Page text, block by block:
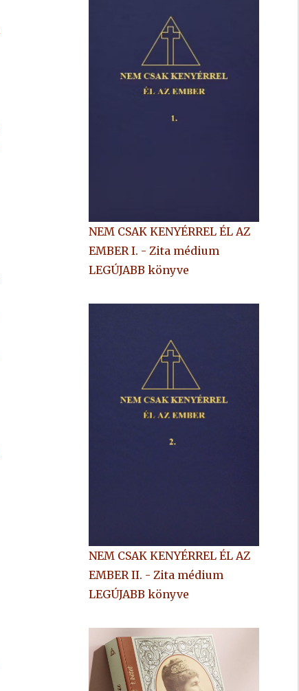
NEM CSAK KENYÉRREL ÉL AZ
EMBER I. - Zita médium
LEGÚJABB könyve
NEM CSAK KENYÉRREL ÉL AZ
EMBER II. - Zita médium
LEGÚJABB könyve